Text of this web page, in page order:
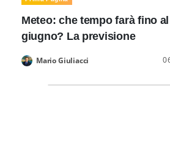
Meteo: che tempo farà fino
giugno? La previsione
Mario Giuliacci